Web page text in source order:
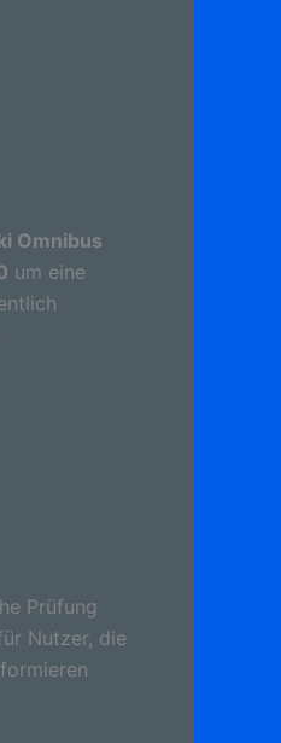
Omnibus
um eine
Prüfung
Nutzer, die